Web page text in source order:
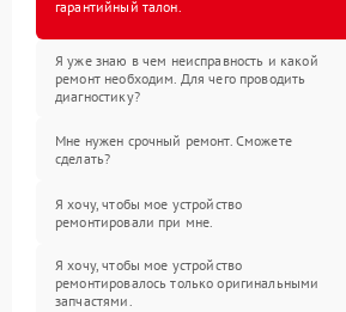
гарантийный талон.
Я уже знаю в чем неисправность и какой
ремонт необходим. Для чего проводить
диагностику?
Мне нужен срочный ремонт. Сможете
сделать?
Я хочу, чтобы мое устройство
ремонтировали при мне.
Я хочу, чтобы мое устройство
ремонтировалось только оригинальными
запчастями.